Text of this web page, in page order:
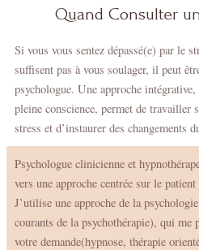
Quand Consulter
Si vous vous sentez dépassé(e) par le
suffisent pas à vous soulager, il peut
psychologue. Une approche
pleine conscience, permet de travailler
stress et d’instaurer des changements
Psychologue clinicienne et
vers une approche centrée sur le patient
J’utilise une approche de la
courants de la psychothérapie), qui me
votre demande(hypnose, thérapie